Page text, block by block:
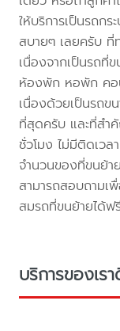
ให้บริการเป็นรถก
สบายๆ เลยครับ ที่
เนื่องจากเป็นรถที่
ห้องพัก หอพัก คอ
เนื่องด้วยเป็นรถข
ที่สุดครับ และที่ส
ชั่วโมง ไม่มีติดเวล
จำนวนของที่ขนย้
สามารถสอบถามเ
สมรถที่ขนย้ายได้
บริการของเร